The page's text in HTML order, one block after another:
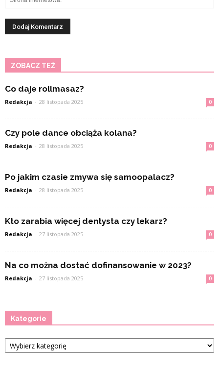
ZOBACZ TEŻ
Co daje rollmasaz?
Redakcja - 28 listopada 2025 0
Czy pole dance obciąża kolana?
Redakcja - 28 listopada 2025 0
Po jakim czasie zmywa się samoopalacz?
Redakcja - 28 listopada 2025 0
Kto zarabia więcej dentysta czy lekarz?
Redakcja - 27 listopada 2025 0
Na co można dostać dofinansowanie w 2023?
Redakcja - 27 listopada 2025 0
Kategorie
Kategorie